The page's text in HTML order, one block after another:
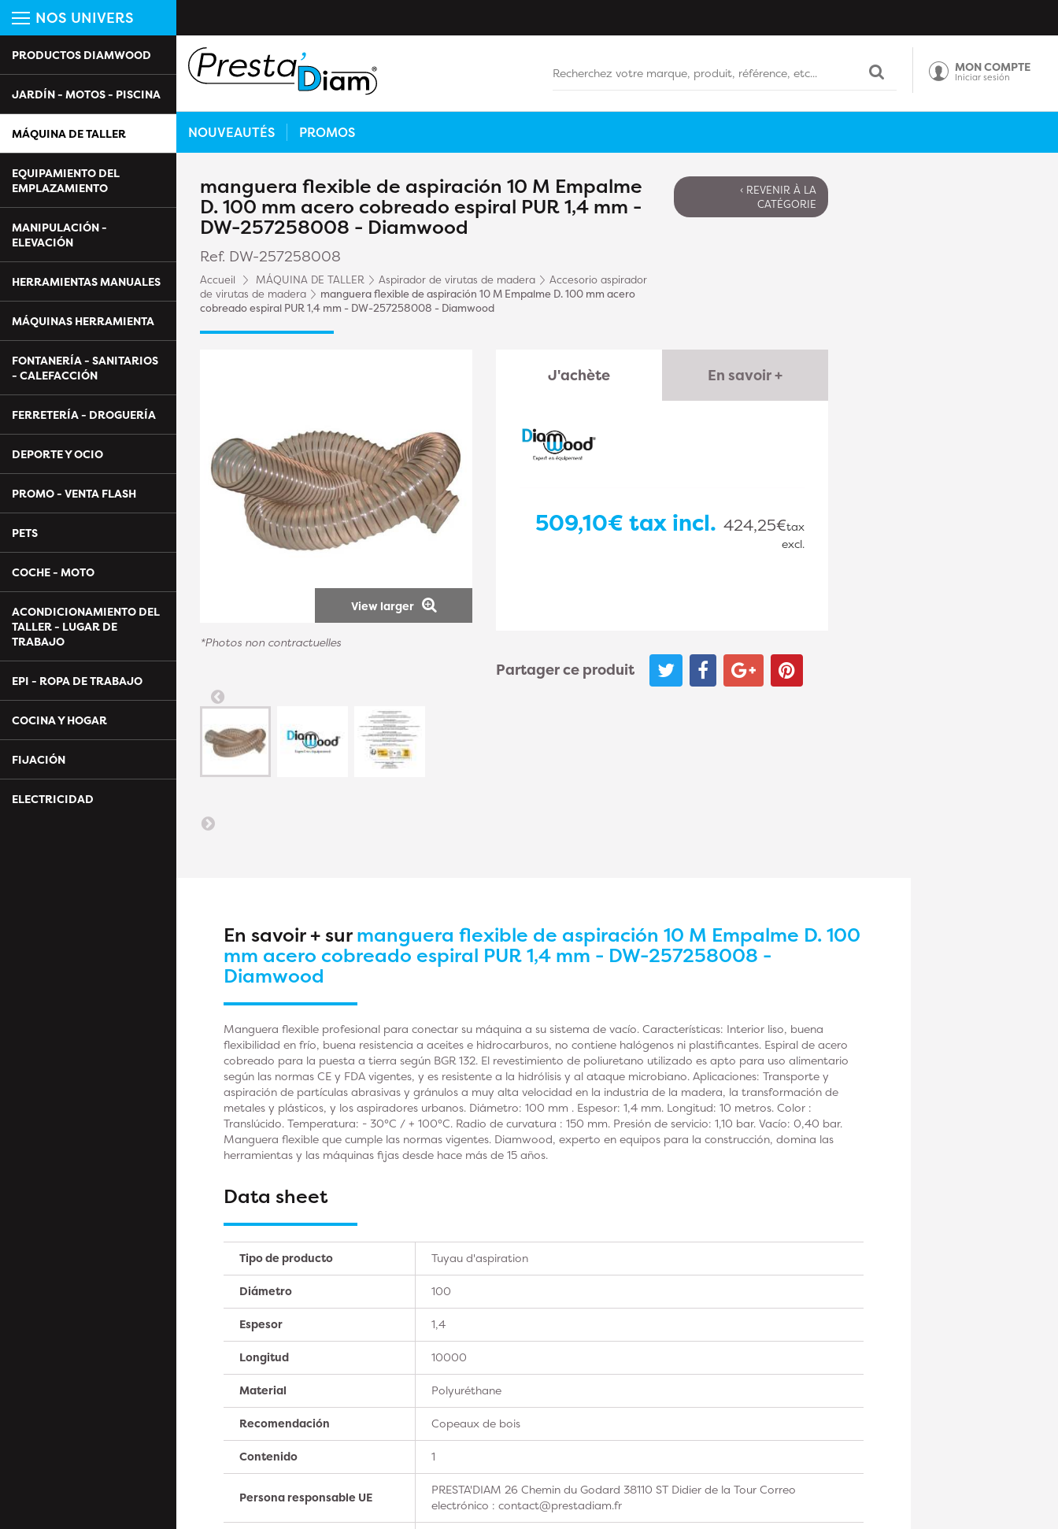
NOS UNIVERS
PRODUCTOS DIAMWOOD
JARDÍN - MOTOS - PISCINA
MÁQUINA DE TALLER
EQUIPAMIENTO DEL
EMPLAZAMIENTO
MANIPULACIÓN -
ELEVACIÓN
HERRAMIENTAS MANUALES
MÁQUINAS HERRAMIENTA
FONTANERÍA - SANITARIOS
- CALEFACCIÓN
FERRETERÍA - DROGUERÍA
DEPORTE Y OCIO
PROMO - VENTA FLASH
PETS
COCHE - MOTO
ACONDICIONAMIENTO DEL
TALLER - LUGAR DE
TRABAJO
EPI - ROPA DE TRABAJO
COCINA Y HOGAR
FIJACIÓN
ELECTRICIDAD
MON COMPTE
Iniciar sesión
NOUVEAUTÉS PROMOS
manguera flexible de aspiración 10 M Empalme
D. 100 mm acero cobreado espiral PUR 1,4 mm -
DW-257258008 - Diamwood
Ref. DW-257258008
Accueil MÁQUINA DE TALLER Aspirador de virutas de madera
Accesorio aspirador
de virutas de madera
manguera flexible de aspiración 10 M Empalme D. 100 mm acero
cobreado espiral PUR 1,4 mm - DW-257258008 - Diamwood
‹ REVENIR À LA
CATÉGORIE
View larger
*Photos non contractuelles
J'achète En savoir +
509,10€ tax incl. 424,25€tax
excl.
Partager ce produit
En savoir + surmanguera flexible de aspiración 10 M Empalme D. 100
mm acero cobreado espiral PUR 1,4 mm - DW-257258008 -
Diamwood
Manguera flexible profesional para conectar su máquina a su sistema de vacío. Características: Interior liso, buena
flexibilidad en frío, buena resistencia a aceites e hidrocarburos, no contiene halógenos ni plastificantes. Espiral de acero
cobreado para la puesta a tierra según BGR 132. El revestimiento de poliuretano utilizado es apto para uso alimentario
según las normas CE y FDA vigentes, y es resistente a la hidrólisis y al ataque microbiano. Aplicaciones: Transporte y
aspiración de partículas abrasivas y gránulos a muy alta velocidad en la industria de la madera, la transformación de
metales y plásticos, y los aspiradores urbanos. Diámetro: 100 mm . Espesor: 1,4 mm. Longitud: 10 metros. Color :
Translúcido. Temperatura: - 30°C / + 100°C. Radio de curvatura : 150 mm. Presión de servicio: 1,10 bar. Vacío: 0,40 bar.
Manguera flexible que cumple las normas vigentes. Diamwood, experto en equipos para la construcción, domina las
herramientas y las máquinas fijas desde hace más de 15 años.
Data sheet
Tipo de producto Tuyau d'aspiration
Diámetro 100
Espesor 1,4
Longitud 10000
Material Polyuréthane
Recomendación Copeaux de bois
Contenido 1
Persona responsable UE
PRESTA'DIAM 26 Chemin du Godard 38110 ST Didier de la Tour Correo
electrónico : contact@prestadiam.fr